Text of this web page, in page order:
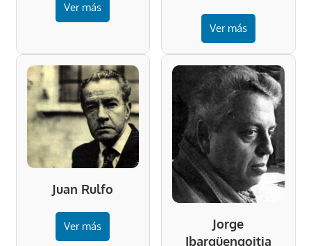
Ver más
Ver más
Juan Rulfo
Ver más
Jorge
Ibargüengoitia